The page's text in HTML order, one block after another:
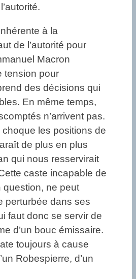
à la
de l’autorité pour
Macron
tension pour
des décisions qui
En même temps,
n’arrivent pas.
choque les positions de
de plus en plus
qui nous resservirait
caste incapable de
question, ne peut
perturbée dans ses
faut donc se servir de
d’un bouc émissaire.
toujours à cause
Robespierre, d’un